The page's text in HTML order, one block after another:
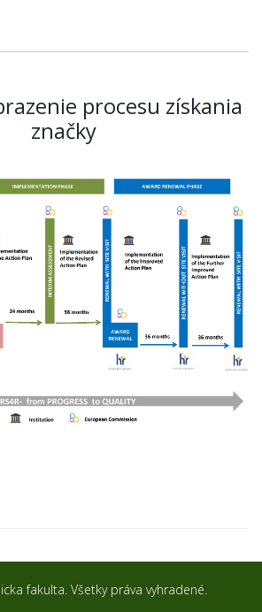
procesu získania
značky
fakulta. Všetky práva vyhradené.